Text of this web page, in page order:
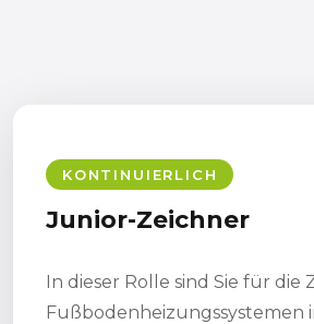
KONTINUIERLICH
Junior-Zeichner
In dieser Rolle sind Sie für die
Fußbodenheizungssystemen